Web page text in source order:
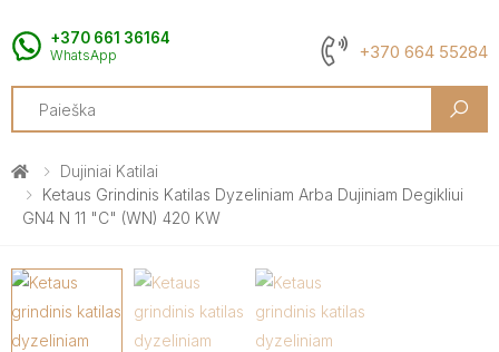
+370 661 36164
WhatsApp +370 664 55284
Search
Dujiniai Katilai
Ketaus Grindinis Katilas Dyzeliniam Arba Dujiniam Degikliui
GN4 N 11 "C" (WN) 420 KW